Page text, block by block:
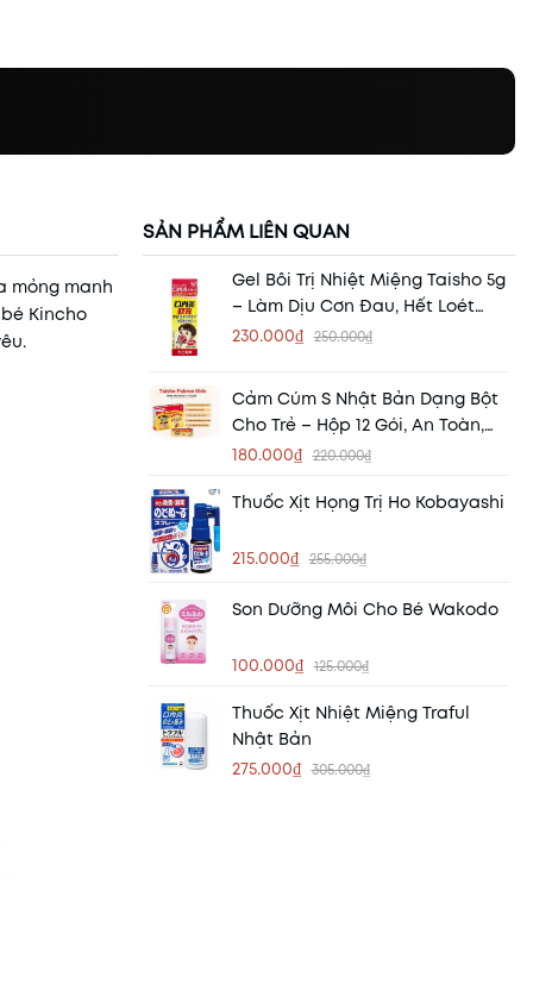
mỏng manh
Kincho
SẢN PHẨM LIÊN QUAN
Gel Bôi Trị Nhiệt Miệng Taisho 5g
– Làm Dịu Cơn Đau, Hết Loét
Nhanh Chóng
230.000₫ 250.000₫
Cảm Cúm S Nhật Bản Dạng Bột
Cho Trẻ – Hộp 12 Gói, An Toàn,
Hiệu Quả
180.000₫ 220.000₫
Thuốc Xịt Họng Trị Ho Kobayashi
215.000₫ 255.000₫
Son Dưỡng Môi Cho Bé Wakodo
100.000₫ 125.000₫
Thuốc Xịt Nhiệt Miệng Traful
Nhật Bản
275.000₫ 305.000₫